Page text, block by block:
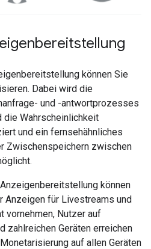
können Sie
Dabei wird die
und -antwortprozesses
die Wahrscheinlichkeit
und ein fernsehähnliches
Zwischenspeichern zwischen
können
Anzeigen für Livestreams und
vornehmen, Nutzer auf
zahlreichen Geräten erreichen
auf allen Geräten